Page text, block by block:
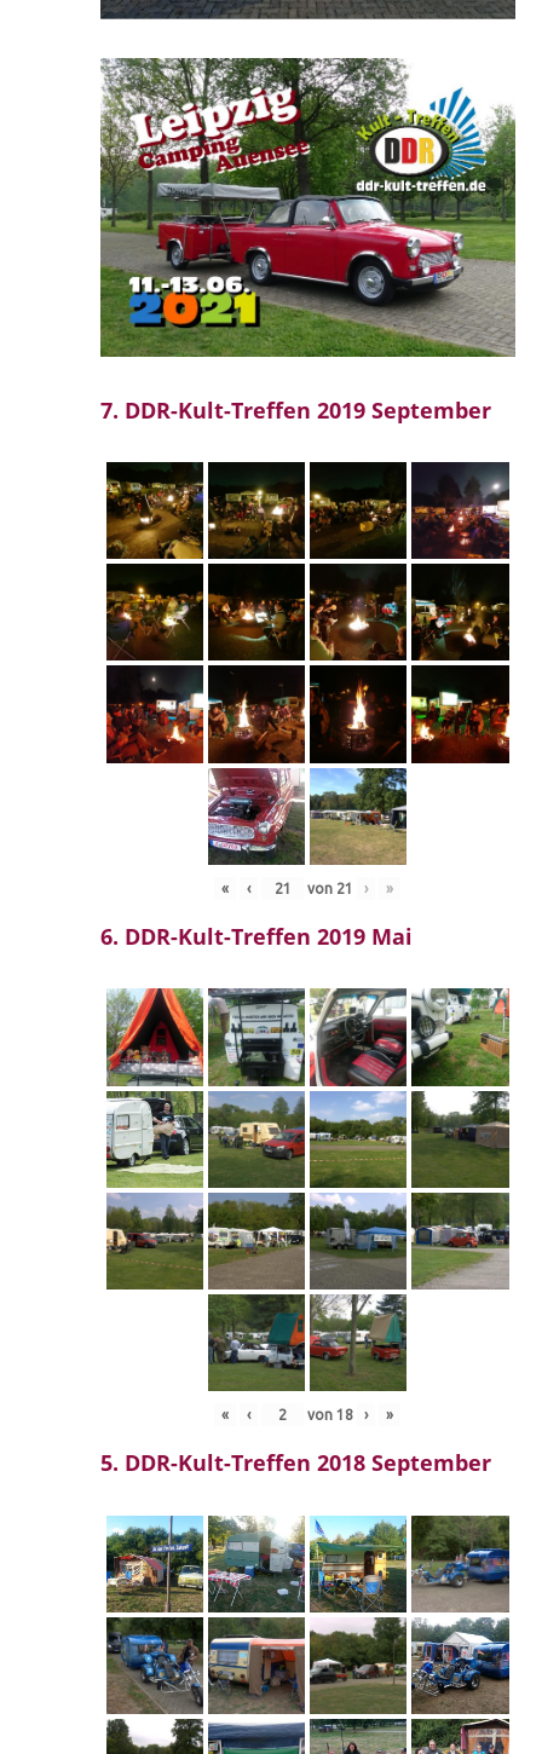
7. DDR-Kult-Treffen 2019 September
« ‹ von 21 › »
6. DDR-Kult-Treffen 2019 Mai
« ‹ von 18 › »
5. DDR-Kult-Treffen 2018 September